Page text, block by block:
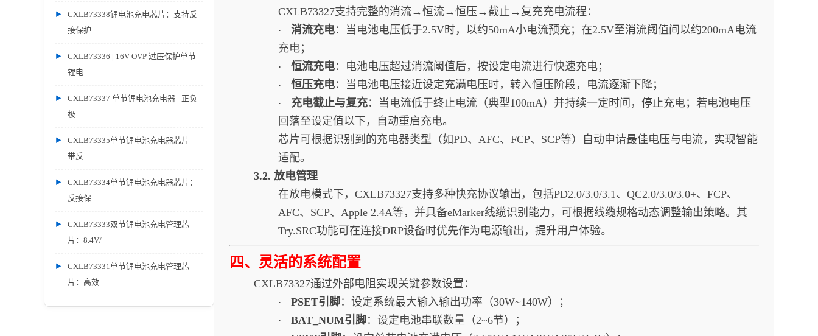
CXLB73338锂电池充电芯片：支持反
接保护
CXLB73336 | 16V OVP 过压保护单节
锂电
CXLB73337 单节锂电池充电器 - 正负
极
CXLB73335单节锂电池充电器芯片 -
带反
CXLB73334单节锂电池充电器芯片：
反接保
CXLB73333双节锂电池充电管理芯
片：8.4V/
CXLB73331单节锂电池充电管理芯
片：高效
CXLB73327支持完整的消流→恒流→恒压→截止→复充充电流程：
· 消流充电：当电池电压低于2.5V时，以约50mA小电流预充；在2.5V至消流阈值间以约200mA电流
充电；
· 恒流充电：电池电压超过消流阈值后，按设定电流进行快速充电；
· 恒压充电：当电池电压接近设定充满电压时，转入恒压阶段，电流逐渐下降；
· 充电截止与复充：当电流低于终止电流（典型100mA）并持续一定时间，停止充电；若电池电压
回落至设定值以下，自动重启充电。
芯片可根据识别到的充电器类型（如PD、AFC、FCP、SCP等）自动申请最佳电压与电流，实现智能
适配。
3.2. 放电管理
在放电模式下，CXLB73327支持多种快充协议输出，包括PD2.0/3.0/3.1、QC2.0/3.0/3.0+、FCP、
AFC、SCP、Apple 2.4A等，并具备eMarker线缆识别能力，可根据线缆规格动态调整输出策略。其
Try.SRC功能可在连接DRP设备时优先作为电源输出，提升用户体验。
四、灵活的系统配置
CXLB73327通过外部电阻实现关键参数设置：
· PSET引脚：设定系统最大输入输出功率（30W~140W）；
· BAT_NUM引脚：设定电池串联数量（2~6节）；